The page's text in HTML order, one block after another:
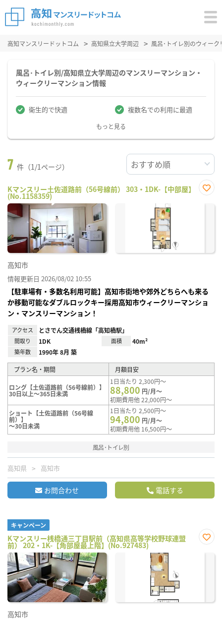
高知マンスリードットコム 高知県立大学周辺 風呂･トイレ別のウィー
風呂･トイレ別/高知県立大学周辺のマンスリーマンション・
ウィークリーマンション情報
衛生的で快適 複数名での利用に最適
もっと見る
7 件（1/1ページ）
Kマンスリー土佐道路前（56号線前） 303・1DK-【中部屋】
(No.1158359)
に入
高知市
情報更新日 2026/08/02 10:55
【駐車場有・多数名利用可能】高知市街地や郊外どちらへも来る
か移動可能なダブルロックキー採用高知市ウィークリーマンショ
ン・マンスリーマンション！
アクセス とさでん交通桟橋線「高知橋駅」
間取り 1DK 面積 40m²
築年数 1990年 8月 築
プラン名・期間 月額目安
ロング【土佐道路前（56号線前）】
30日以上～365日未満
1日当たり 2,300円～
88,800 円/月～
初期費用他 22,000円～
ショート【土佐道路前（56号線
前）】
～30日未満
1日当たり 2,500円～
94,800 円/月～
初期費用他 16,500円～
風呂･トイレ別
高知県 高知市
お問合わせ 電話する
キャンペーン
Kマンスリー桟橋通三丁目駅前（高知県高等学校野球連盟
前） 202・1K-【角部屋最上階】(No.927483)
に入
高知市